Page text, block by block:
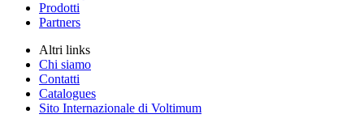
Prodotti
Partners
Altri links
Chi siamo
Contatti
Catalogues
Sito Internazionale di Voltimum